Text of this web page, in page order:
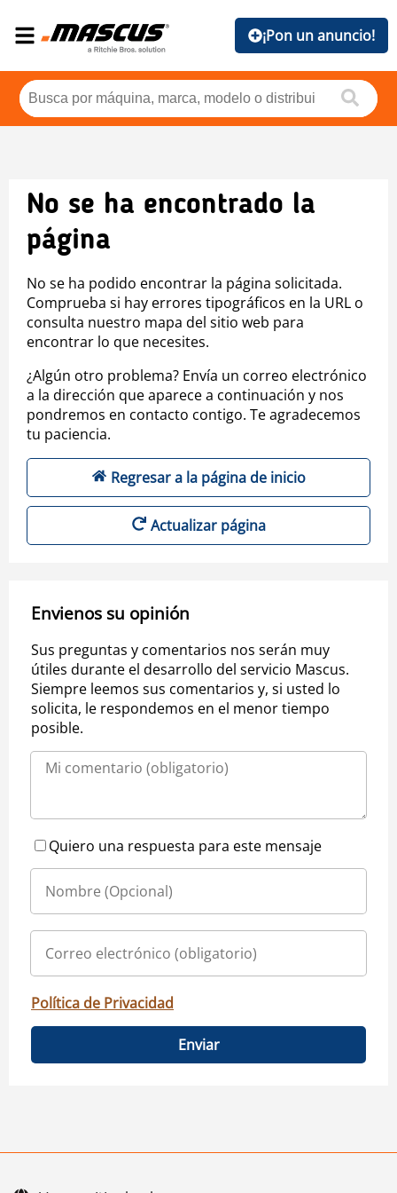
¡Pon un anuncio!
No se ha encontrado la
página
No se ha podido encontrar la página solicitada.
Comprueba si hay errores tipográficos en la URL o
consulta nuestro mapa del sitio web para
encontrar lo que necesites.
¿Algún otro problema? Envía un correo electrónico
a la dirección que aparece a continuación y nos
pondremos en contacto contigo. Te agradecemos
tu paciencia.
Regresar a la página de inicio
Actualizar página
Envienos su opinión
Sus preguntas y comentarios nos serán muy
útiles durante el desarrollo del servicio Mascus.
Siempre leemos sus comentarios y, si usted lo
solicita, le respondemos en el menor tiempo
posible.
Quiero una respuesta para este mensaje
Política de Privacidad
Enviar